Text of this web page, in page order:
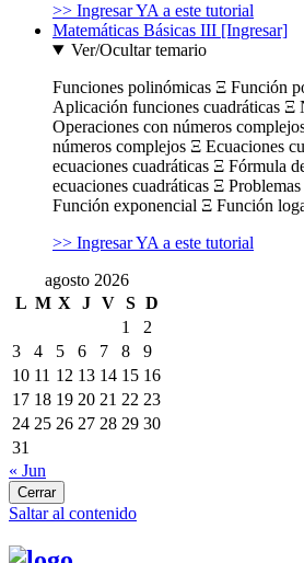
>> Ingresar YA a este tutorial
Matemáticas Básicas III [Ingresar]
Ver/Ocultar temario
Funciones polinómicas Ξ Función
Aplicación funciones cuadráticas Ξ
Operaciones con números
números complejos Ξ Ecuaciones
ecuaciones cuadráticas Ξ Fórmula
ecuaciones cuadráticas Ξ
Función exponencial Ξ Función
>> Ingresar YA a este tutorial
agosto 2026
L M X J V S D
1
2
3
4 5 6 7 8
9
10 11 12 13 14 15 16
17 18 19 20 21 22 23
24 25 26 27 28 29 30
31
« Jun
Cerrar
Saltar al contenido